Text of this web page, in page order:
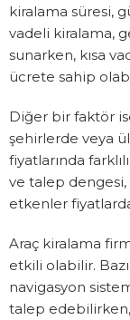
kiralama süresi,
vadeli kiralama,
sunarken, kısa
ücrete sahip
Diğer bir faktör
şehirlerde veya
fiyatlarında
ve talep
etkenler
Araç kiralama
etkili olabilir.
navigasyon
talep